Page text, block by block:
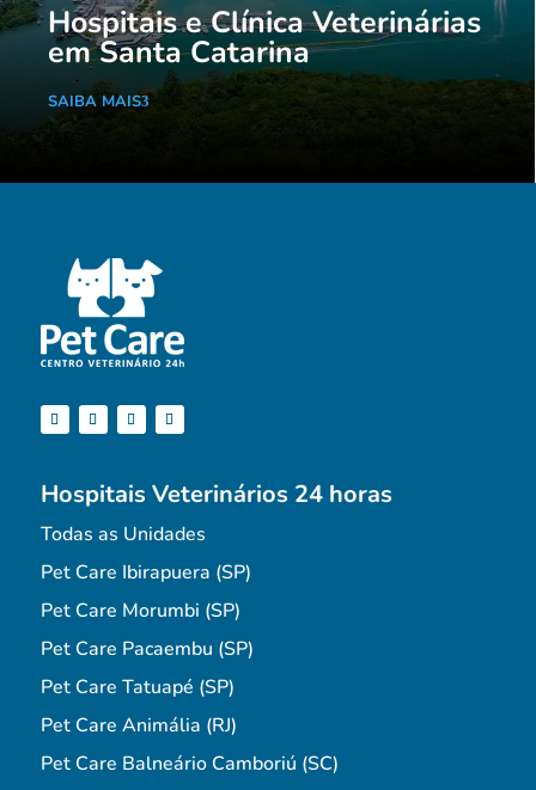
Hospitais e Clínica Veterinárias
em Santa Catarina
SAIBA MAIS
Hospitais Veterinários 24 horas
Todas as Unidades
Pet Care Ibirapuera (SP)
Pet Care Morumbi (SP)
Pet Care Pacaembu (SP)
Pet Care Tatuapé (SP)
Pet Care Animália (RJ)
Pet Care Balneário Camboriú (SC)